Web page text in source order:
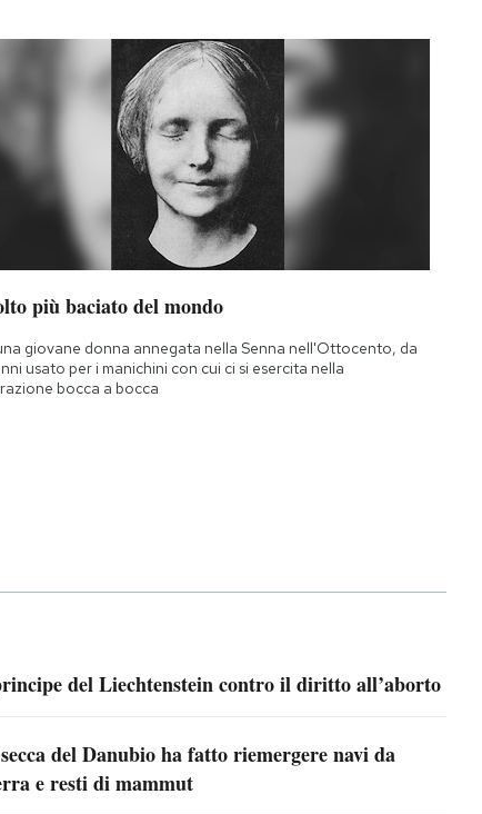
più baciato del mondo
giovane donna annegata nella Senna nell'Ottocento, da
usato per i manichini con cui ci si esercita nella
bocca a bocca
del Liechtenstein contro il diritto all’aborto
del Danubio ha fatto riemergere navi da
e resti di mammut